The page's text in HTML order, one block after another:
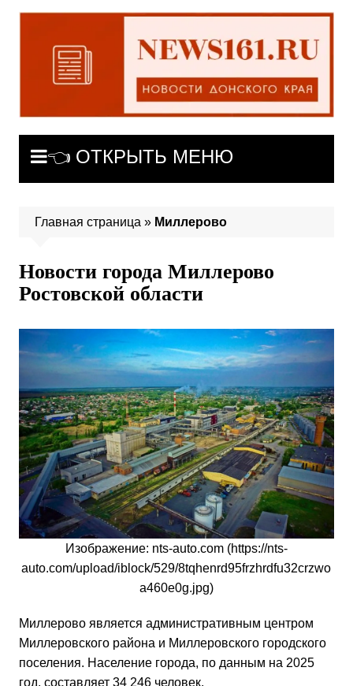
Перейти
содержимому
👈 ОТКРЫТЬ МЕНЮ
Главная страница » Миллерово
Новости города Миллерово
Ростовской области
Изображение: nts-auto.com (https://nts-
auto.com/upload/iblock/529/8tqhenrd95frzhrdfu32crzwo
a460e0g.jpg)
Миллерово является административным центром
Миллеровского района и Миллеровского городского
поселения. Население города, по данным на 2025
год, составляет 34 246 человек.